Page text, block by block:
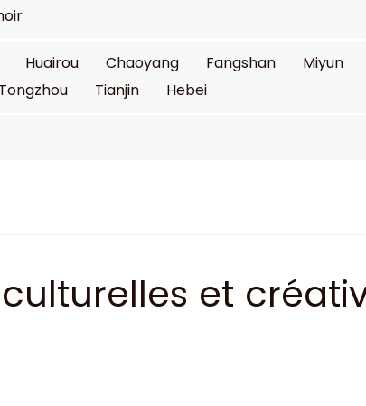
Huairou Chaoyang Fangshan Miyun
Tongzhou Tianjin Hebei
et